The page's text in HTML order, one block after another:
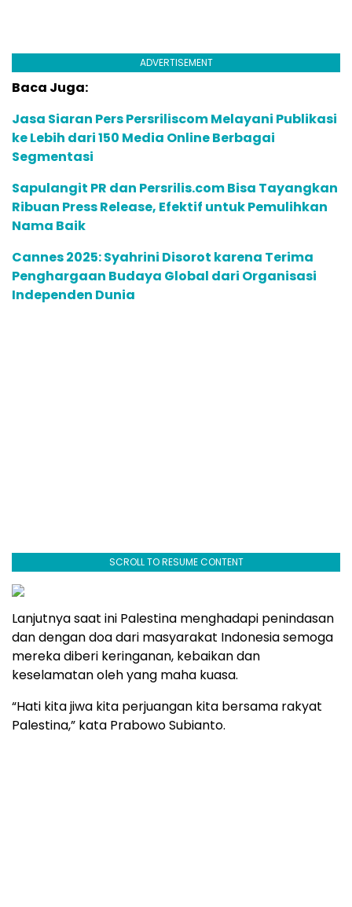
Sapulangit PR dan Persrilis.com Bisa Tayangkan
Ribuan Press Release, Efektif untuk Pemulihkan
Nama Baik
Cannes 2025: Syahrini Disorot karena Terima
Penghargaan Budaya Global dari Organisasi
Independen Dunia
mereka diberi keringanan, kebaikan dan
keselamatan oleh yang maha kuasa.
“Hati kita jiwa kita perjuangan kita bersama rakyat
Palestina,” kata Prabowo Subianto.
Melayani Jasa Jual Beli dan Akuisisi Portal
Berita yang Masih Berjalan dan Berkualitas